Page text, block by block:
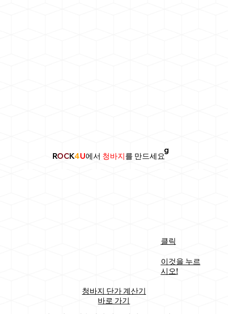
ROCK4U에서 청바지를 만드세요
g
청바지 단가 계산기
바로 가기
클릭
이것을 누르
시오!